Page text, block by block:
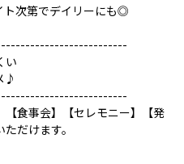
ト次第でデイリーにも◎
い
♪
【食事会】【セレモニー】【発
だけます。